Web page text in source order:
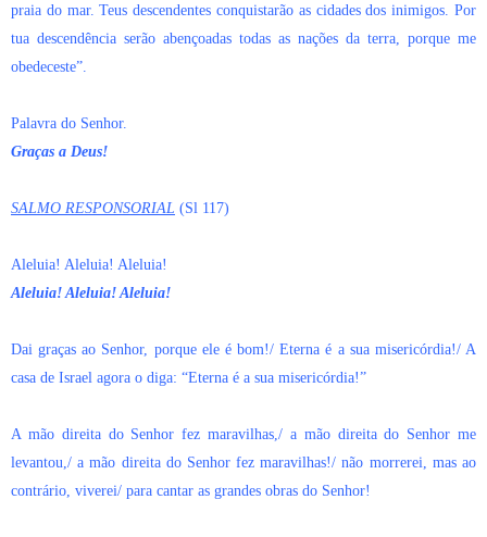
praia do mar. Teus descendentes conquistarão as cidades dos inimigos. Por
tua descendência serão abençoadas todas as nações da terra, porque me
obedeceste”.
Palavra do Senhor.
Graças a Deus!
SALMO RESPONSORIAL (Sl 117)
Aleluia! Aleluia! Aleluia!
Aleluia! Aleluia! Aleluia!
Dai graças ao Senhor, porque ele é bom!/ Eterna é a sua misericórdia!/ A
casa de Israel agora o diga: “Eterna é a sua misericórdia!”
A mão direita do Senhor fez maravilhas,/ a mão direita do Senhor me
levantou,/ a mão direita do Senhor fez maravilhas!/ não morrerei, mas ao
contrário, viverei/ para cantar as grandes obras do Senhor!